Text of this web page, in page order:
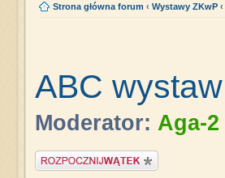
Strona główna forum ‹ Wystawy ZKwP ‹
ABC wystaw
Moderator: Aga-2
Napisz wątek